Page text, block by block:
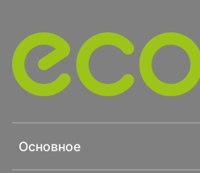
Основное